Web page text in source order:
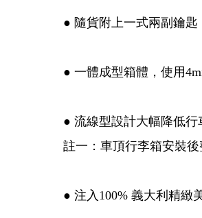
● 隨貨附上一式兩副鑰
● 一體成型箱體，使用
● 流線型設計大幅降低
註一：車頂行李箱安裝
● 注入100% 義大利精緻